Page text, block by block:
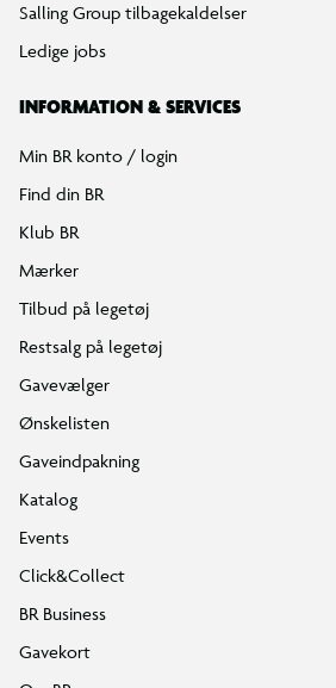
Salling Group tilbagekaldelser
Ledige jobs
INFORMATION & SERVICES
Min BR konto / login
Find din BR
Klub BR
Mærker
Tilbud på legetøj
Restsalg på legetøj
Gavevælger
Ønskelisten
Gaveindpakning
Katalog
Events
Click&Collect
BR Business
Gavekort